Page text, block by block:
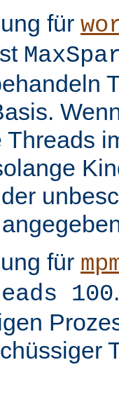
für
Threads
für
100